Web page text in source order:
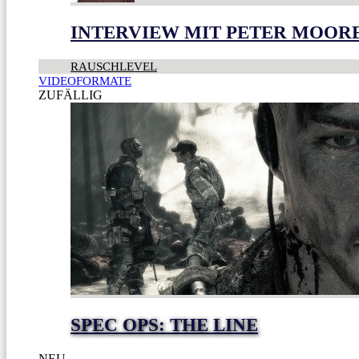
INTERVIEW MIT PETER
RAUSCHLEVEL
VIDEOFORMATE
ZUFÄLLIG
SPEC OPS: THE LINE